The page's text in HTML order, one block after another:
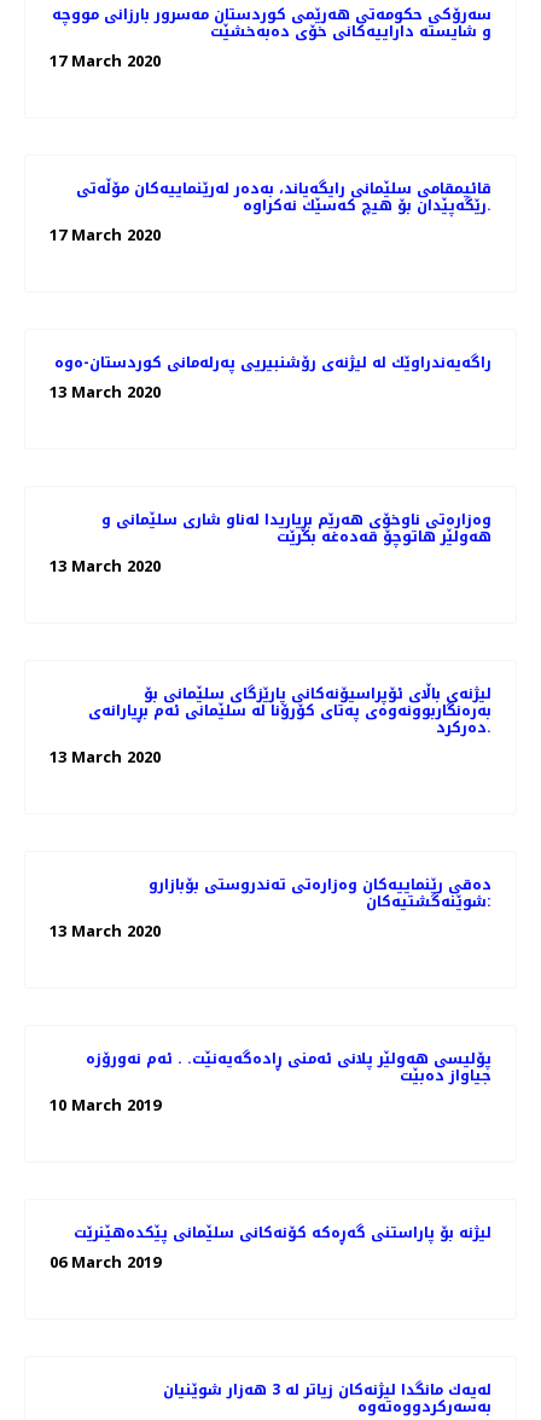
سەرۆکی حکومەتی هەرێمی کوردستان مەسرور بارزانی مووچە
و شایستە داراییەکانی خۆی دەبەخشێت
17 March 2020
قائیمقامی سلێمانی رایگه‌یاند، به‌ده‌ر له‌رێنماییه‌كان مۆڵه‌تی
رێگه‌پێدان بۆ هیچ كه‌سێك نه‌كراوه‌.
17 March 2020
راگه‌یه‌ندراوێك لە لیژنەی رۆشنبیریی پەرلەمانی كوردستان-ەوە
13 March 2020
وەزارەتی ناوخۆی هەرێم بڕیاریدا لەناو شاری سلێمانی و
هەولێر هاتوچۆ قەدەغە بکرێت
13 March 2020
لیژنەی باڵای ئۆپراسیۆنەكانی پارێزگای سلێمانی بۆ
بەرەنگاربوونەوەی پەتای كۆرۆنا لە سلێمانی ئەم بڕیارانەی
دەرکرد.
13 March 2020
دەقی رێنماییەكان وەزارەتی تەندروستی بۆبازارو
شوێنەگشتیەکان:
13 March 2020
پۆلیسی هەولێر پلانی ئەمنی ڕادەگەیەنێت. . ئەم نەورۆزە
جیاواز دەبێت
10 March 2019
لیژنە بۆ پاراستنی گەڕەكە كۆنەكانی سلێمانی پێكدەهێنرێت
06 March 2019
له‌یه‌ك مانگدا لیژنه‌كان زیاتر له‌ 3 هه‌زار شوێنیان